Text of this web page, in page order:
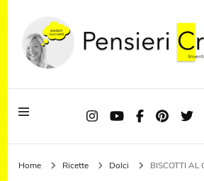
Pensieri
Home Ricette Dolci
BISCOTTI AL